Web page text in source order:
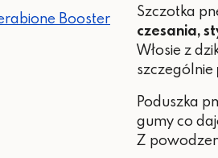
Booster
Szczotka
czesania,
Włosie z
szczególnie
Poduszka
gumy co
Z